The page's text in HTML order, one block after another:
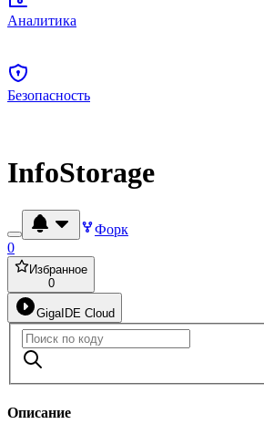
Аналитика
Безопасность
InfoStorage
Форк
0
Избранное
0
GigaIDE Cloud
Описание